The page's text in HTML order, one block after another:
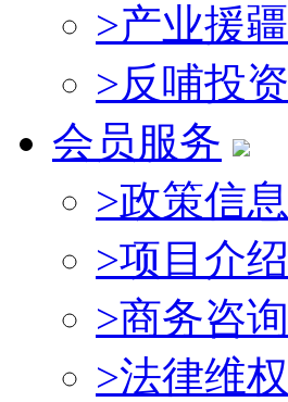
>产业援疆
>反哺投资
会员服务
>政策信息
>项目介绍
>商务咨询
>法律维权